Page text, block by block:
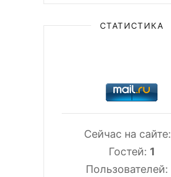
СТАТИСТИКА
Сейчас на сайте:
Гостей: 1
Пользователей: